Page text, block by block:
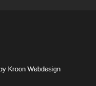
Kroon Webdesign